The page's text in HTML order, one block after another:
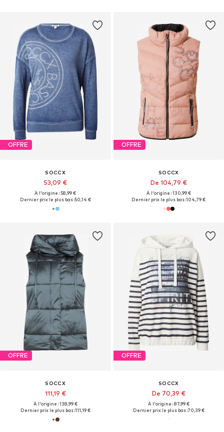
OFFRE
SOCCX
53,09 €
À l'origine : 58,99 €
Dernier prix le plus bas :50,14 €
OFFRE
SOCCX
De 104,79 €
À l'origine : 130,99 €
Dernier prix le plus bas :104,79 €
OFFRE
SOCCX
111,19 €
À l'origine : 138,99 €
Dernier prix le plus bas :111,19 €
OFFRE
SOCCX
De 70,39 €
À l'origine : 87,99 €
Dernier prix le plus bas :70,39 €